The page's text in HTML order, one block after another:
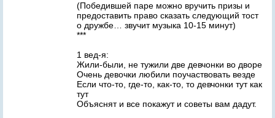
(Победившей паре можно вручить призы и
предоставить право сказать следующий тост
о дружбе… звучит музыка 10-15 минут)
***
1 вед-я:
Жили-были, не тужили две девчонки во дворе
Очень девочки любили поучаствовать везде
Если что-то, где-то, как-то, то девчонки тут как
тут
Объяснят и все покажут и советы вам дадут.